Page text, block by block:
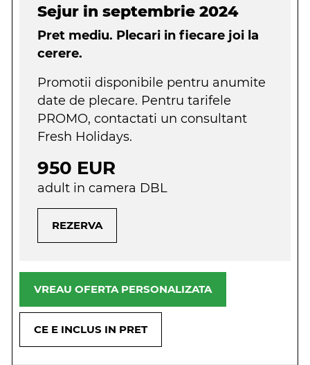
Sejur in septembrie 2024
Pret mediu. Plecari in fiecare joi la
cerere.
Promotii disponibile pentru anumite
date de plecare. Pentru tarifele
PROMO, contactati un consultant
Fresh Holidays.
950 EUR
adult in camera DBL
REZERVA
VREAU OFERTA PERSONALIZATA
CE E INCLUS IN PRET